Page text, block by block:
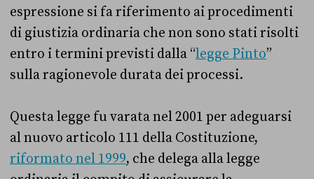
espressione si fa riferimento ai procedimenti
di giustizia ordinaria che non sono stati risolti
entro i termini previsti dalla “legge Pinto”
sulla ragionevole durata dei processi.
Questa legge fu varata nel 2001 per adeguarsi
al nuovo articolo 111 della Costituzione,
riformato nel 1999, che delega alla legge